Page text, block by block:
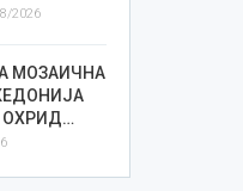
2026
МОЗАИЧНА
ОХРИД…